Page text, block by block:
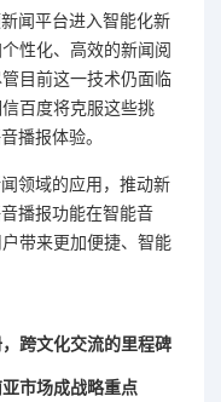
闻平台进入智能化新
性化、高效的新闻阅
目前这一技术仍面临
百度将克服这些挑
播报体验。
领域的应用，推动新
播报功能在智能音
带来更加便捷、智能
跨文化交流的里程碑
市场成战略重点